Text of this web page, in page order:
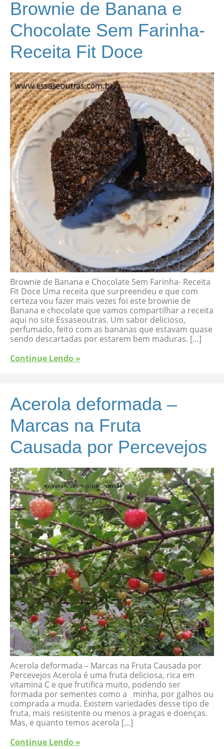
Brownie de Banana e
Chocolate Sem Farinha-
Receita Fit Doce
Brownie de Banana e Chocolate Sem Farinha- Receita
Fit Doce Uma receita que surpreendeu e que com
certeza vou fazer mais vezes foi este brownie de
Banana e chocolate que vamos compartilhar a receita
aqui no site Essaseoutras. Um sabor delicioso,
perfumado, feito com as bananas que estavam quase
sendo descartadas por estarem bem maduras. […]
Continue Lendo »
Acerola deformada –
Marcas na Fruta
Causada por Percevejos
Acerola deformada – Marcas na Fruta Causada por
Percevejos Acerola é uma fruta deliciosa, rica em
vitamina C e que frutifica muito, podendo ser
formada por sementes como a minha, por galhos ou
comprada a muda. Existem variedades desse tipo de
fruta, mais resistente ou menos a pragas e doenças.
Mas, e quanto temos acerola […]
Continue Lendo »